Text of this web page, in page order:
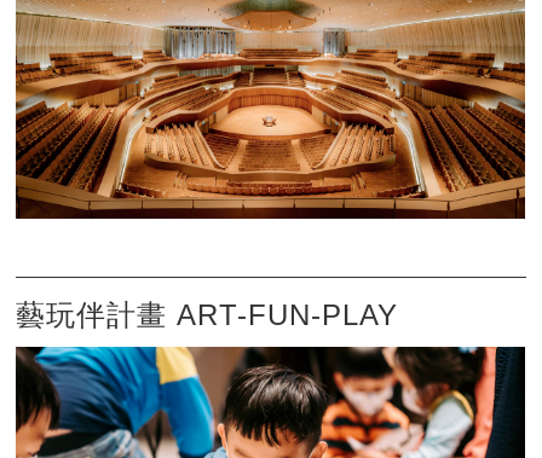
藝玩伴計畫 ART-FUN-PLAY